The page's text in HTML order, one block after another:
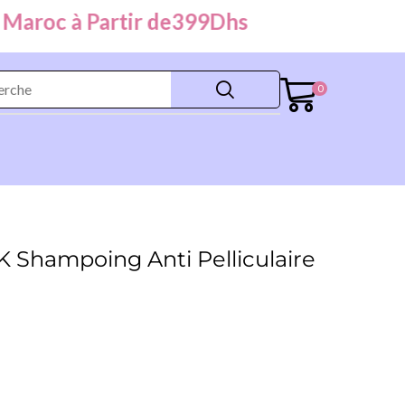
à Partir de399Dhs
0
Shampoing Anti Pelliculaire